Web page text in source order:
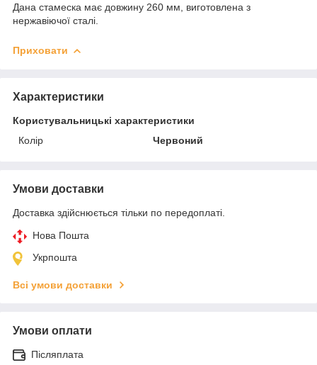
Дана стамеска має довжину 260 мм, виготовлена з
нержавіючої сталі.
Приховати
Характеристики
Користувальницькі характеристики
Колір
Червоний
Умови доставки
Доставка здійснюється тільки по передоплаті.
Нова Пошта
Укрпошта
Всі умови доставки
Умови оплати
Післяплата